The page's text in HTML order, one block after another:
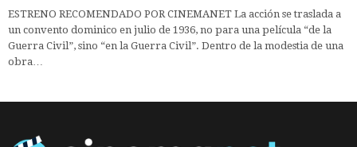
ESTRENO RECOMENDADO POR CINEMANET La acción se traslada a
un convento dominico en julio de 1936, no para una película “de la
Guerra Civil”, sino “en la Guerra Civil”. Dentro de la modestia de una
obra…